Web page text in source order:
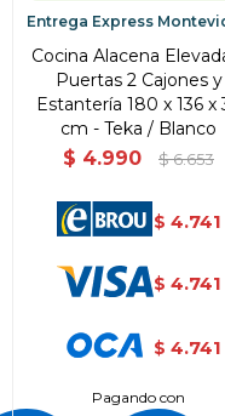
Entrega Express
Cocina Alacena
Puertas 2 Cajones y
Estantería 180 x 136 x
cm - Teka / Blanco
$ 4.990 $ 6.653
$ 4.741
$ 4.741
$ 4.741
Pagando con